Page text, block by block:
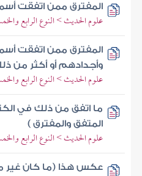
المفترق ممن اتفقت
علوم الحديث > النوع الرابع
المفترق ممن اتفقت
وأجدادهم أو أكثر من
علوم الحديث > النوع الرابع
ما اتفق من ذلك في
المتفق والمفترق )
علوم الحديث > النوع الرابع
عكس هذا (ما كان غير